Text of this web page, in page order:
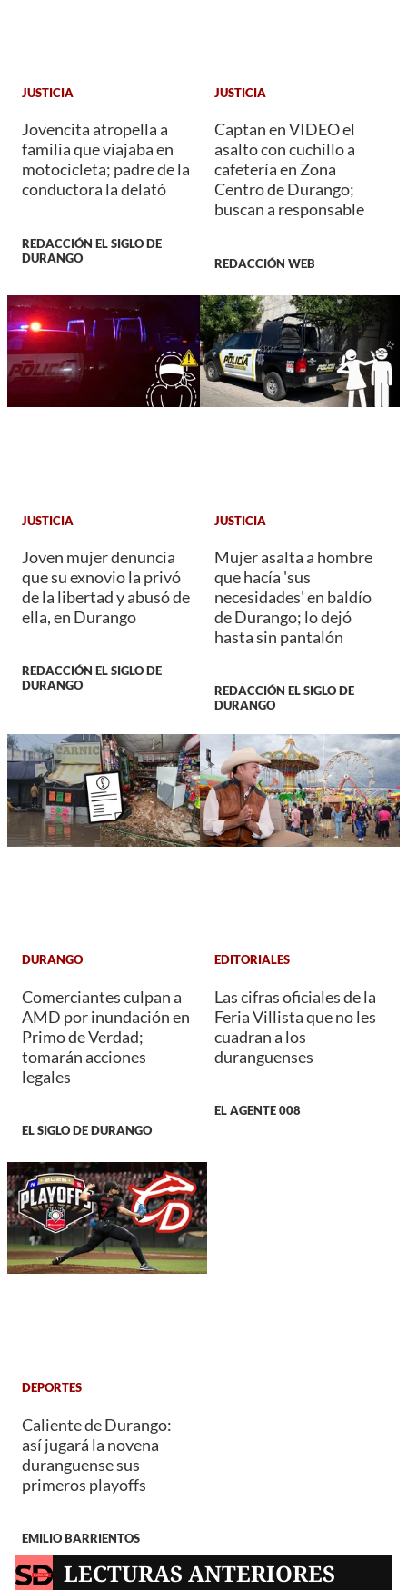
JUSTICIA
Jovencita atropella a
familia que viajaba en
motocicleta; padre de la
conductora la delató
REDACCIÓN EL SIGLO DE
DURANGO
JUSTICIA
Captan en VIDEO el
asalto con cuchillo a
cafetería en Zona
Centro de Durango;
buscan a responsable
REDACCIÓN WEB
JUSTICIA
Joven mujer denuncia
que su exnovio la privó
de la libertad y abusó de
ella, en Durango
REDACCIÓN EL SIGLO DE
DURANGO
JUSTICIA
Mujer asalta a hombre
que hacía 'sus
necesidades' en baldío
de Durango; lo dejó
hasta sin pantalón
REDACCIÓN EL SIGLO DE
DURANGO
DURANGO
Comerciantes culpan a
AMD por inundación en
Primo de Verdad;
tomarán acciones
legales
EL SIGLO DE DURANGO
EDITORIALES
Las cifras oficiales de la
Feria Villista que no les
cuadran a los
duranguenses
EL AGENTE 008
DEPORTES
Caliente de Durango:
así jugará la novena
duranguense sus
primeros playoffs
EMILIO BARRIENTOS
LECTURAS ANTERIORES